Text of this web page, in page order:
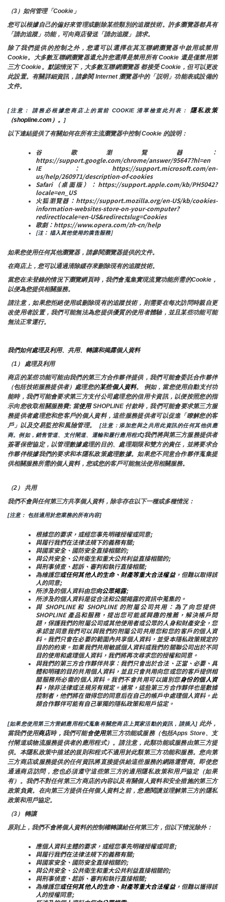
（3）如何管理「Cookie」
您可以根據自己的偏好來管理或刪除某些類別的追蹤技術。許多瀏覽器都具有
「請勿追蹤」功能，可向商店發送「請勿追蹤」 請求。
除了我們提供的控制之外，您還可以選擇在其互聯網瀏覽器中啟用或禁用
Cookie。大多數互聯網瀏覽器還允許您選擇是禁用所有 Cookie 還是僅禁用第
三方 Cookie。默認情況下，大多數互聯網瀏覽器 都接受 Cookie，但可以更改
此設置。有關詳細資訊，請參閱 Internet 瀏覽器中的「説明」功能表或設備的
文件。
[注意： 請務必根據您商店上的當前 COOKIE 清單檢查此列表： 隱私政策
（shopline.com）。
]
以下連結提供了有關如何在所有主流瀏覽器中控制 Cookie 的說明：
谷歌瀏覽器：
https://support.google.com/chrome/answer/95647?hl=en
IE：https://support.microsoft.com/en-
us/help/260971/description-of-cookies
Safari（桌面版）：https://support.apple.com/kb/PH5042?
locale=en_US
火狐瀏覽器：https://support.mozilla.org/en-US/kb/cookies-
information-websites-store-on-your-computer?
redirectlocale=en-US&redirectslug=Cookies
歌劇：https://www.opera.com/zh-cn/help
[注： 插入其他使用的廣告服務]
如果您使用任何其他瀏覽器，請參閱瀏覽器提供的文件。
在商店上，您可以通過清除緩存來刪除現有的追蹤技術。
當您在未登錄的情況下瀏覽網頁時，我們會蒐集實現流覽功能所需的Cookie，
以便為您提供相關服務。
請注意，如果您拒絕使用或刪除現有的追蹤技術，則需要在每次訪問時親自更
改使用者設置，我們可能無法為您提供優質的使用者體驗，並且某些功能可能
無法正常運行。
我們如何處理及利用、共用、轉讓和揭露個人資料
（1） 處理及利用
商店的某些功能可能由我們的第三方合作夥伴提供，我們可能會委託合作夥伴
（包括技術服務提供者）處理您的某些個人資料。 例如，當您使用自動支付功
能時，我們可能會要求第三方支付公司處理您的信用卡資訊，以便按照您的指
示向您收取相關服務費; 當使用 SHOPLINE 付款時，我們可能會要求第三方服
務提供者處理您和您客戶的個人資料，這些服務提供者可以促進「瞭解您的客
戶」以及交易監控和風險管理。
[注意：添加您與之共用此資訊的任何其他供應
商。例如，銷售管道、支付閘道、運輸和履行應用程式]我們將與第三方服務提供者
簽署保密協定，以管理數據處理的目的、處理期限和雙方的責任，並將要求合
作夥伴根據我們的要求和本隱私政策處理數據。如果您不同意合作夥伴蒐集提
供相關服務所需的個人資料，您或您的客戶可能無法使用相關服務。
（2） 共用
我們不會與任何第三方共享個人資料，除非存在以下一種或多種情況：
[注意： 包括適用於您業務的所有內容]
根據您的要求，或經您事先明確授權或同意;
與履行我們在法律法規下的義務有關;
與國家安全、國防安全直接相關的;
與公共安全、公共衛生和重大公共利益直接相關的;
與刑事偵查、起訴、審判和執行直接相關;
為維護您或任何其他人的生命、財產等重大合法權益，但難以取得該
人的同意;
所涉及的個人資料由您向公眾揭露;
所涉及的個人資料是從合法和公開揭露的資訊中蒐集的。
與 SHOPLINE 和 SHOPLINE 的附屬公司共用：為了向您提供
SHOPLINE 產品和服務，提出您可能感興趣的推薦，解決帳戶問
題，保護我們的附屬公司或其他使用者或公眾的人身和財產安全，您
承認並同意我們可以與我們的附屬公司共用您和您的客戶的個人資
料。我們只會在必要的範圍內共享個人資料，並受本隱私政策規定的
目的的約束。如果我們共用敏感個人資料或我們的關聯公司出於不同
目的使用和處理個人資料，我們將再次尋求您的授權和同意。
與我們的第三方合作夥伴共享：我們只會出於合法、正當、必要、具
體和明確的目的共用個人資料，並且只會共用向您或您的客戶提供相
關服務所必需的個人資料。我們不會共用可以識別您身份的個人資
料，除非法律或法規另有規定。通常，這些第三方合作夥伴也是數據
控制者，他們將在徵得您的同意后在自己的帳戶中處理個人資料。此
類合作夥伴可能有自己單獨的隱私政策和用戶協定。
[如果您使用第三方营銷應用程式蒐集有關您商店上買家活動的資訊，請插入] 此外，
當我們使用商店時， 我們可能會使用第三方功能或服務（包括Apps Store、支
付閘道或物流服務提供者的應用程式）。請注意，此類功能或服務由第三方提
供。本隱私政策中描述的規則和程式不適用於此類第三方功能和服務。您向第
三方商店或服務提供的任何資訊將直接提供給這些服務的網路運營商。即使您
通過商店訪問，您也必須遵守這些第三方的適用隱私政策和用戶協定（如果
有）。我們不對任何第三方商店的內容以及有關個人資料和安全措施的第三方
政策負責。在向第三方提供任何個人資料之前，您應閱讀並理解第三方的隱私
政策和用戶協定。
（3） 轉讓
原則上，我們不會將個人資料的控制權轉讓給任何第三方，但以下情況除外：
應個人資料主體的要求，或經您事先明確授權或同意;
與履行我們在法律法規下的義務有關;
與國家安全、國防安全直接相關的;
與公共安全、公共衛生和重大公共利益直接相關的;
與刑事偵查、起訴、審判和執行直接相關;
為維護您或任何其他人的生命、財產等重大合法權益，但難以獲得該
人的授權同意;